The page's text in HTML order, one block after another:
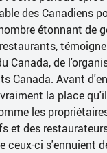
des Canadiens
étonnant de
Canada, de
Canada. Avant
la place
les
et des
ceux-ci s'ennuient